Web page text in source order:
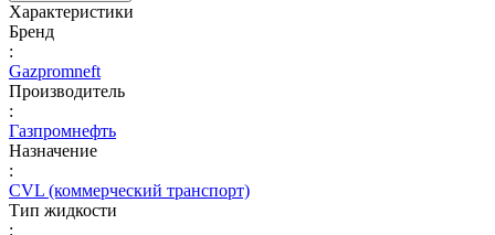
Характеристики
Бренд
:
Gazpromneft
Производитель
:
Газпромнефть
Назначение
:
CVL (коммерческий транспорт)
Тип жидкости
: